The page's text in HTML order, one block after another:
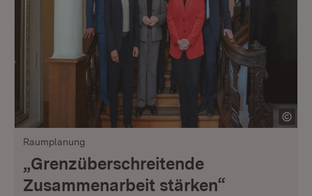
Raumplanung
„Grenzüberschreitende
Zusammenarbeit stärken“